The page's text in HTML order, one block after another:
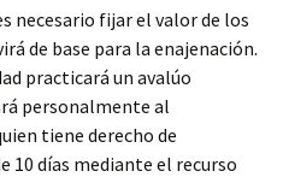
necesario fijar el valor de los
de base para la enajenación.
practicará un avalúo
personalmente al
tiene derecho de
10 días mediante el recurso